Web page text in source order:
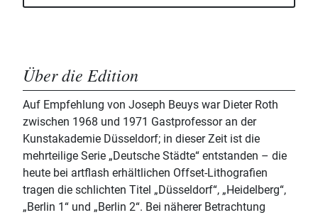
Über die Edition
Auf Empfehlung von Joseph Beuys war Dieter Roth
zwischen 1968 und 1971 Gastprofessor an der
Kunstakademie Düsseldorf; in dieser Zeit ist die
mehrteilige Serie „Deutsche Städte“ entstanden – die
heute bei artflash erhältlichen Offset-Lithografien
tragen die schlichten Titel „Düsseldorf“, „Heidelberg“,
„Berlin 1“ und „Berlin 2“. Bei näherer Betrachtung